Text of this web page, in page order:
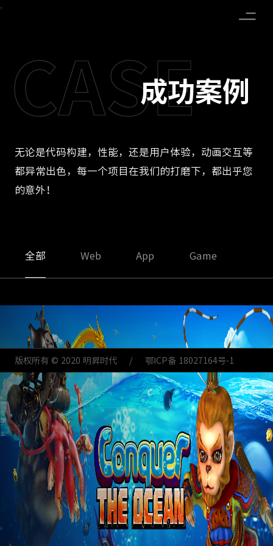
HOME
CASE
CONTACT
,
成功案例
CASE
无论是代码构建，性能，还是用户体验，动画交互等
都异常出色，每一个项目在我们的打磨下，都出乎您
的意外！
全部 Web App Game
版权所有 © 2020 明昇时代 / 鄂ICP备 18027164号-1